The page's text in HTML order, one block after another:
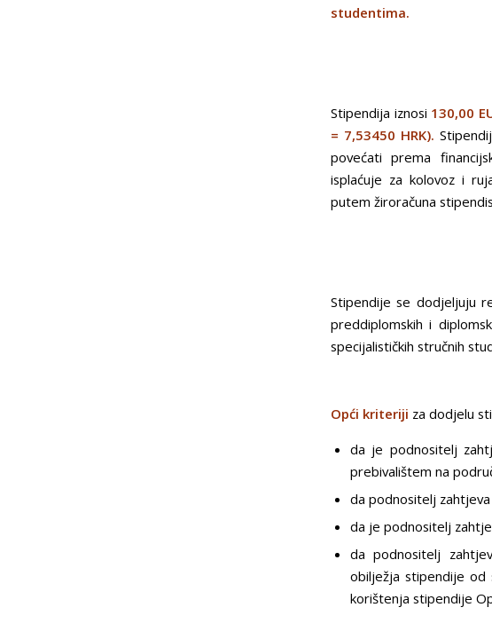
studentima.
Stipendija iznosi 130,00
= 7,53450 HRK).
povećati prema
isplaćuje za kolovoz i
putem žiroračuna
Stipendije se dodjeljuju
preddiplomskih i
specijalističkih stručnih
Opći kriteriji za dodjelu
da je podnositelj
prebivalištem na
da podnositelj
da je podnositelj
da podnositelj
obilježja stipendije
korištenja stipendije